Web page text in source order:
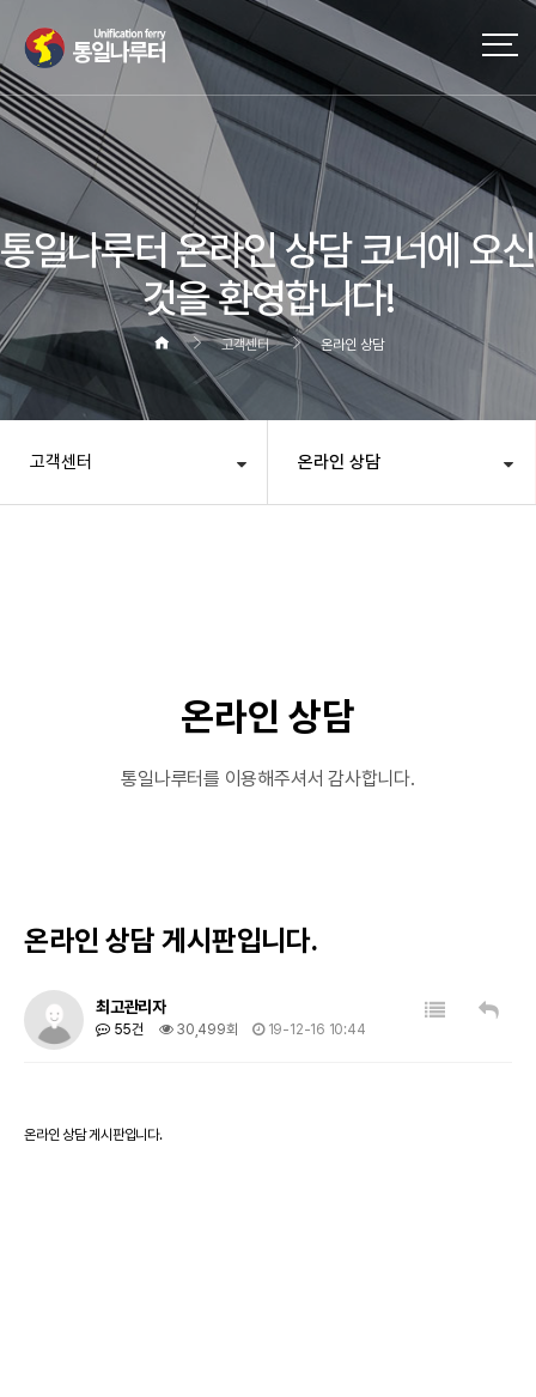
통일나루터 온라인 상담 코너에 오신
것을 환영합니다!
고객센터 온라인 상담
고객센터 온라인 상담
온라인 상담
통일나루터를 이용해주셔서 감사합니다.
온라인 상담 게시판입니다.
최고관리자
55건 30,499회 19-12-16 10:44
온라인 상담 게시판입니다.